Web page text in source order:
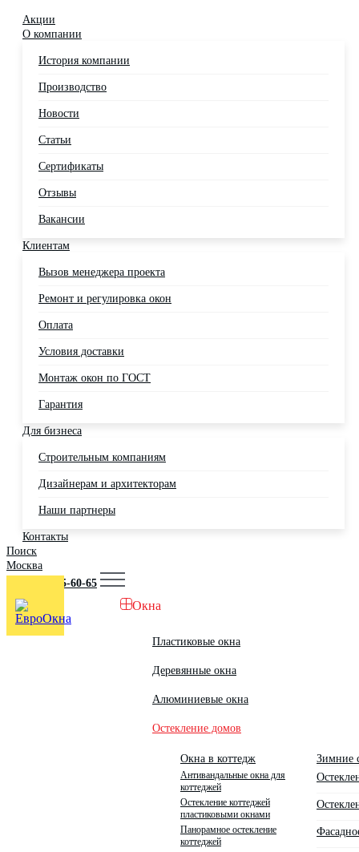
Акции
О компании
История компании
Производство
Новости
Статьи
Сертификаты
Отзывы
Вакансии
Клиентам
Вызов менеджера проекта
Ремонт и регулировка окон
Оплата
Условия доставки
Монтаж окон по ГОСТ
Гарантия
Для бизнеса
Строительным компаниям
Дизайнерам и архитекторам
Наши партнеры
Контакты
Поиск
Москва
+7 (495) 725-60-65
Окна
Пластиковые окна
Деревянные окна
Алюминиевые окна
Остекление домов
Окна в коттедж
Антивандальные окна для
коттеджей
Остекление коттеджей
пластиковыми окнами
Панорамное остекление
коттеджей
Зимние